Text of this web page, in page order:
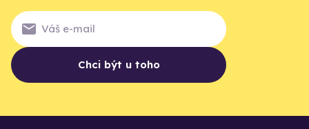
Chci být u toho